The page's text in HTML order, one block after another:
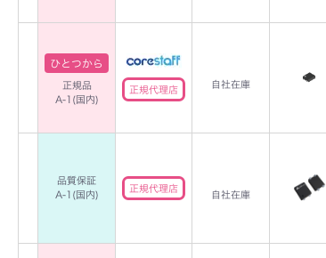
ひとつから
正規品
A-1(国内)
正規代理店 自社在庫
品質保証
A-1(国内)
正規代理店
自社在庫